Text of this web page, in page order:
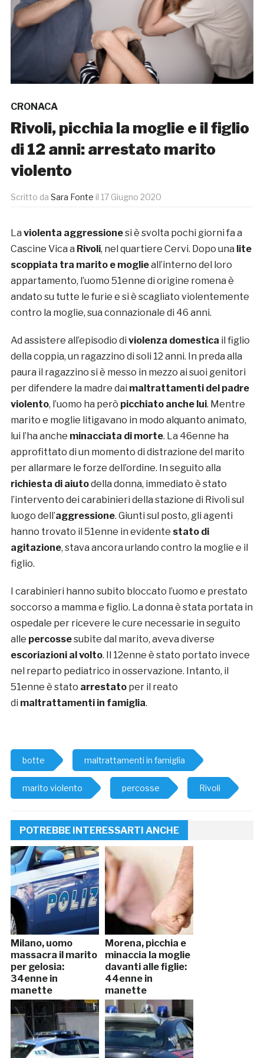
CRONACA
Rivoli, picchia la moglie e il figlio
di 12 anni: arrestato marito
violento
Scritto da Sara Fonte il 17 Giugno 2020
La violenta aggressionesi è svolta pochi giorni fa a
Cascine Vica a Rivoli, nel quartiere Cervi. Dopo una lite
scoppiata tra marito e moglieall’interno del loro
appartamento, l’uomo 51enne di origine romena è
andato su tutte le furie e si è scagliato violentemente
contro la moglie, sua connazionale di 46 anni.
Ad assistere all’episodio di violenza domestica il figlio
della coppia, un ragazzino di soli 12 anni. In preda alla
paura il ragazzino si è messo in mezzo ai suoi genitori
per difendere la madre dai maltrattamenti del padre
violento, l’uomo ha però picchiato anche lui. Mentre
marito e moglie litigavano in modo alquanto animato,
lui l’ha anche minacciata di morte. La 46enne ha
approfittato di un momento di distrazione del marito
per allarmare le forze dell’ordine. In seguito alla
richiesta di aiutodella donna, immediato è stato
l’intervento dei carabinieri della stazione di Rivoli sul
luogo dell’aggressione. Giunti sul posto, gli agenti
hanno trovato il 51enne in evidente stato di
agitazione, stava ancora urlando contro la moglie e il
figlio.
I carabinieri hanno subito bloccato l’uomo e prestato
soccorso a mamma e figlio. La donna è stata portata in
ospedale per ricevere le cure necessarie in seguito
alle percossesubite dal marito, aveva diverse
escoriazioni al volto. Il 12enne è stato portato invece
nel reparto pediatrico in osservazione. Intanto, il
51enne è stato arrestato per il reato
di maltrattamenti in famiglia.
botte maltrattamenti in famiglia
marito violento percosse Rivoli
POTREBBE INTERESSARTI ANCHE
Milano, uomo
massacra il marito
per gelosia:
34enne in
manette
Morena, picchia e
minaccia la moglie
davanti alle figlie:
44enne in
manette